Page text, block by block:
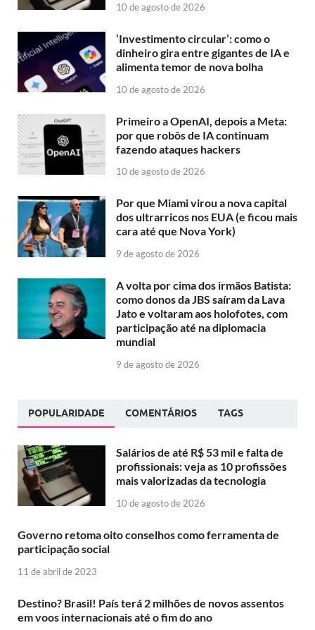
10 de agosto de 2026
‘Investimento circular’: como o
dinheiro gira entre gigantes de IA e
alimenta temor de nova bolha
10 de agosto de 2026
Primeiro a OpenAI, depois a Meta:
por que robôs de IA continuam
fazendo ataques hackers
10 de agosto de 2026
Por que Miami virou a nova capital
dos ultrarricos nos EUA (e ficou mais
cara até que Nova York)
9 de agosto de 2026
A volta por cima dos irmãos Batista:
como donos da JBS saíram da Lava
Jato e voltaram aos holofotes, com
participação até na diplomacia
mundial
9 de agosto de 2026
POPULARIDADE COMENTÁRIOS TAGS
Salários de até R$ 53 mil e falta de
profissionais: veja as 10 profissões
mais valorizadas da tecnologia
10 de agosto de 2026
Governo retoma oito conselhos como ferramenta de
participação social
11 de abril de 2023
Destino? Brasil! País terá 2 milhões de novos assentos
em voos internacionais até o fim do ano